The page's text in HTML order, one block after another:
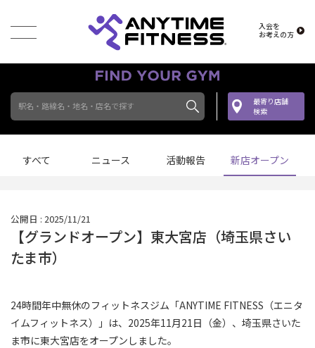
入会を
お考えの方
駅名・路線名・地名・店名で探す
最寄り店舗
検索
すべて ニュース 活動報告 新店オープン
公開日 : 2025/11/21
【グランドオープン】東大宮店（埼玉県さい
たま市）
24時間年中無休のフィットネスジム「ANYTIME FITNESS（エニタ
イムフィットネス）」は、2025年11月21日（金）、埼玉県さいた
ま市に東大宮店をオープンしました。